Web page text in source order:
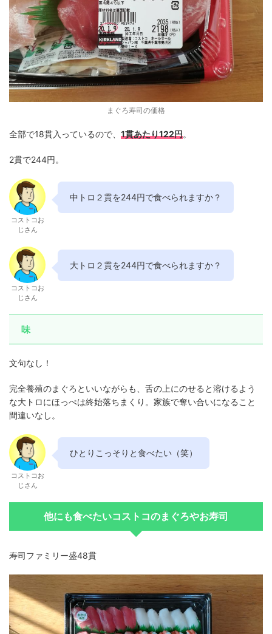
まぐろ寿司の価格
全部で18貫入っているので、 1貫あたり122円。
2貫で244円。
コストコお
じさん
中トロ２貫を244円で食べられますか？
コストコお
じさん
大トロ２貫を244円で食べられますか？
味
文句なし！
完全養殖のまぐろといいながらも、舌の上にのせると溶けるよう
な大トロにほっぺは終始落ちまくり。家族で奪い合いになること
間違いなし。
コストコお
じさん
ひとりこっそりと食べたい（笑）
他にも食べたいコストコのまぐろやお寿司
寿司ファミリー盛48貫